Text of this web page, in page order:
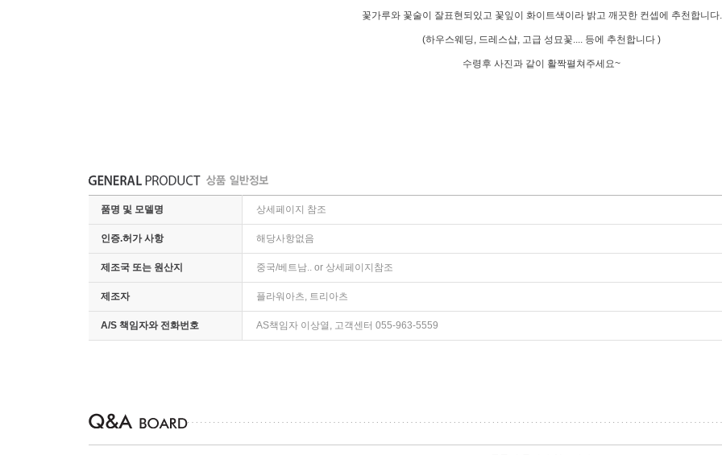
꽃가루와 꽃술이 잘표현되있고 꽃잎이 화이트색이라 밝고 깨끗한 컨셉에 추천합니다.
(하우스웨딩, 드레스샵, 고급 성묘꽃.... 등에 추천합니다 )
수령후 사진과 같이 활짝펼쳐주세요~
품명 및 모델명 상세페이지 참조
인증.허가 사항 해당사항없음
제조국 또는 원산지 중국/베트남.. or 상세페이지참조
제조자 플라워아츠, 트리아츠
A/S 책임자와 전화번호 AS책임자 이상열, 고객센터 055-963-5559